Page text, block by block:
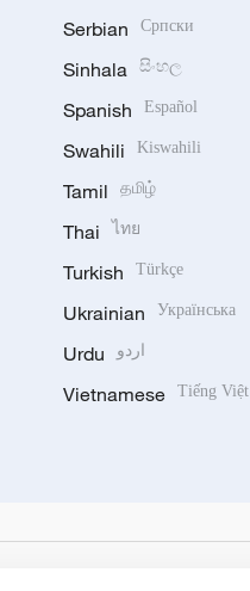
Serbian Српски
Sinhala සිංහල
Spanish Español
Swahili Kiswahili
Tamil தமிழ்
Thai ไทย
Turkish Türkçe
Ukrainian Українська
Urdu اردو
Vietnamese Tiếng Việt